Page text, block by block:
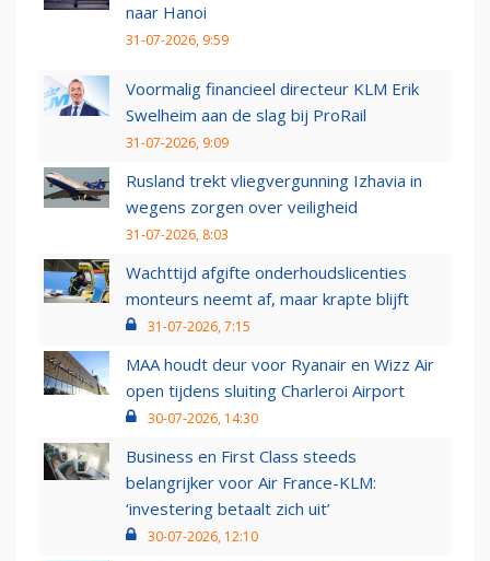
naar Hanoi
31-07-2026, 9:59
Voormalig financieel directeur KLM Erik
Swelheim aan de slag bij ProRail
31-07-2026, 9:09
Rusland trekt vliegvergunning Izhavia in
wegens zorgen over veiligheid
31-07-2026, 8:03
Wachttijd afgifte onderhoudslicenties
monteurs neemt af, maar krapte blijft
31-07-2026, 7:15
MAA houdt deur voor Ryanair en Wizz Air
open tijdens sluiting Charleroi Airport
30-07-2026, 14:30
Business en First Class steeds
belangrijker voor Air France-KLM:
‘investering betaalt zich uit’
30-07-2026, 12:10